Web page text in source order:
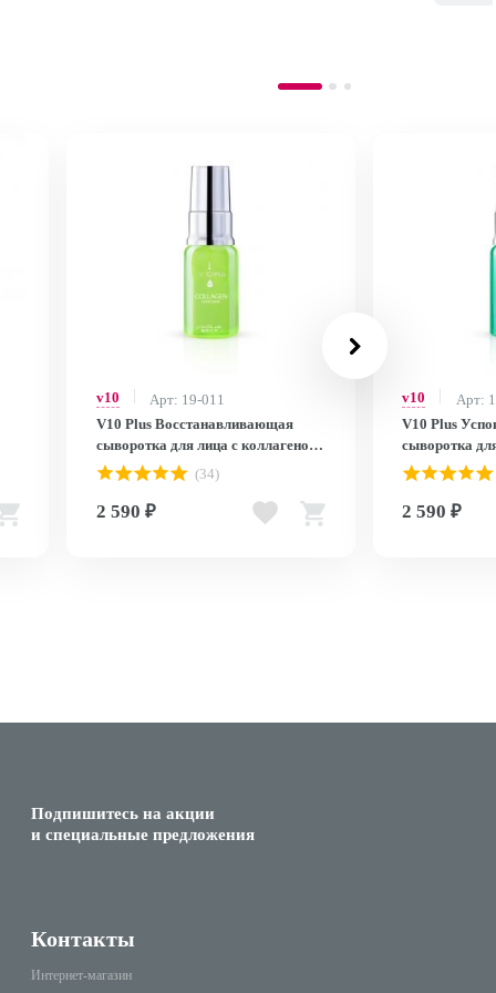
v10
Арт: 19-011
V10 Plus Восстанавливающая
сыворотка для лица с коллагеном
/ Collagen Serum, 10 мл B19N
(34)
2 590 ₽
v10
Арт:
V10 Plus
сыворотка
кожи лица с
2 590 ₽
Подпишитесь на акции
и специальные предложения
Контакты
Интернет-магазин